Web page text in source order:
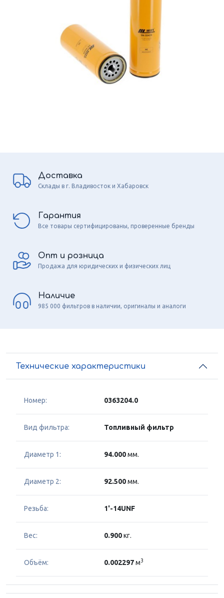
Доставка
Склады в г. Владивосток и Хабаровск
Гарантия
Все товары сертифицированы, проверенные бренды
Опт и розница
Продажа для юридических и физических лиц
Наличие
985 000 фильтров в наличии, оригиналы и аналоги
Технические характеристики
Номер: 0363204.0
Вид фильтра: Топливный фильтр
Диаметр 1: 94.000мм.
Диаметр 2: 92.500мм.
Резьба: 1'-14UNF
Вес: 0.900кг.
Объём: 0.002297м3